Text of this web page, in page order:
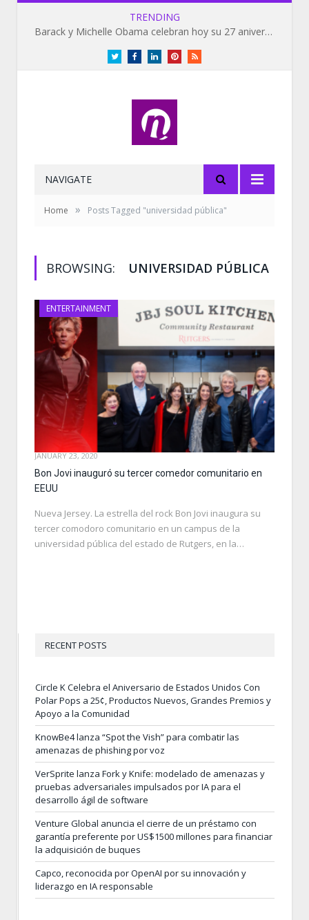
TRENDING
Barack y Michelle Obama celebran hoy su 27 aniversario de bodas
TwitterFacebookLinkedInPinterestRSS
NAVIGATE
Home » Posts Tagged "universidad pública"
BROWSING: UNIVERSIDAD PÚBLICA
ENTERTAINMENT
JANUARY 23, 2020
Bon Jovi inauguró su tercer comedor comunitario en
EEUU
Nueva Jersey. La estrella del rock Bon Jovi inaugura su
tercer comodoro comunitario en un campus de la
universidad pública del estado de Rutgers, en la…
RECENT POSTS
Circle K Celebra el Aniversario de Estados Unidos Con
Polar Pops a 25¢, Productos Nuevos, Grandes Premios y
Apoyo a la Comunidad
KnowBe4 lanza “Spot the Vish” para combatir las
amenazas de phishing por voz
VerSprite lanza Fork y Knife: modelado de amenazas y
pruebas adversariales impulsados por IA para el
desarrollo ágil de software
Venture Global anuncia el cierre de un préstamo con
garantía preferente por US$1500 millones para financiar
la adquisición de buques
Capco, reconocida por OpenAI por su innovación y
liderazgo en IA responsable